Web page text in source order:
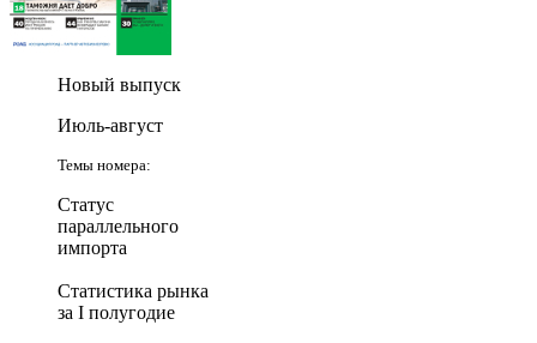
Новый выпуск
Июль-август
Темы номера:
Статус
параллельного
импорта
Статистика рынка
за I полугодие